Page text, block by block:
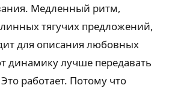
Медленный ритм,
тягучих предложений,
для описания любовных
динамику лучше передавать
работает. Потому что